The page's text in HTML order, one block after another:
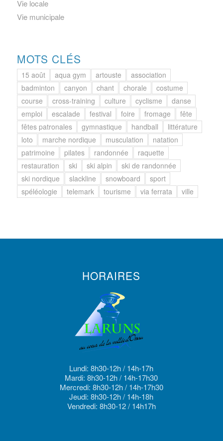
Vie locale
Vie municipale
MOTS CLÉS
15 août aqua gym artouste
association
badminton
canyon chant chorale
costume
course
cross-training culture cyclisme
danse
emploi
escalade festival foire fromage
fête
fêtes patronales
gymnastique handball
littérature
loto
marche nordique musculation
natation
patrimoine
pilates randonnée
raquette
restauration
ski ski alpin
ski de randonnée
ski nordique
slackline snowboard
sport
spéléologie
telemark tourisme via ferrata ville
HORAIRES
Lundi: 8h30-12h / 14h-17h
Mardi: 8h30-12h / 14h-17h30
Mercredi: 8h30-12h / 14h-17h30
Jeudi: 8h30-12h / 14h-18h
Vendredi: 8h30-12 / 14h17h